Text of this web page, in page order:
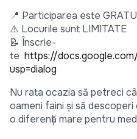
📍 Participarea este
⚠️ Locurile sunt LIMITATE
📝 Înscrie-
te https://
usp=dialog
Nu rata ocazia să petreci
oameni faini și să
o diferență mare pentru